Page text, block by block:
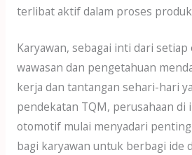
terlibat aktif dalam proses
Karyawan, sebagai inti dari
wawasan dan pengetahuan
kerja dan tantangan sehari-hari
pendekatan TQM, perusahaan
otomotif mulai menyadari
bagi karyawan untuk berbagi ide